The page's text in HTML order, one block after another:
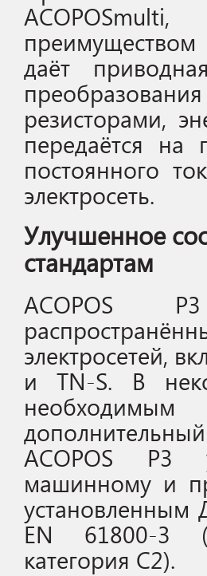
даёт
резисторами,
передаётся на
постоянного
электросеть.
Улучшенное
стандартам
ACOPOS
электросетей,
и TN-S. В
ACOPOS P3
машинному и
установленным
EN 61800-3
категория C2).